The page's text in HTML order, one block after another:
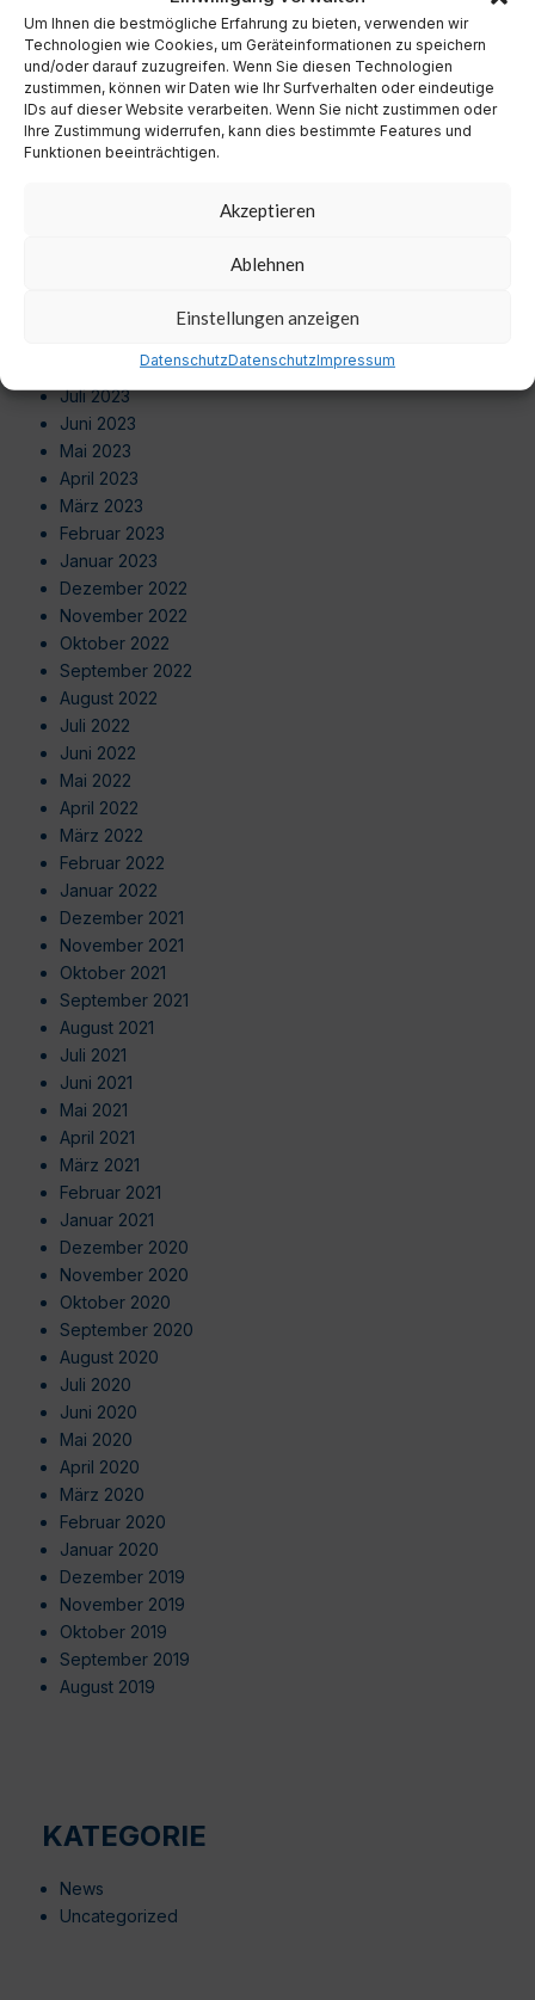
Um Ihnen die bestmögliche Erfahrung zu bieten, verwenden wir
Technologien wie Cookies, um Geräteinformationen zu speichern
und/oder darauf zuzugreifen. Wenn Sie diesen Technologien
zustimmen, können wir Daten wie Ihr Surfverhalten oder eindeutige
IDs auf dieser Website verarbeiten. Wenn Sie nicht zustimmen oder
Ihre Zustimmung widerrufen, kann dies bestimmte Features und
Funktionen beeinträchtigen.
Akzeptieren
Ablehnen
Einstellungen anzeigen
DatenschutzDatenschutzImpressum
August 2024
Juli 2024
Juni 2024
Mai 2024
April 2024
August 2023
Juli 2023
Juni 2023
Mai 2023
April 2023
März 2023
Februar 2023
Januar 2023
Dezember 2022
November 2022
Oktober 2022
September 2022
August 2022
Juli 2022
Juni 2022
Mai 2022
April 2022
März 2022
Februar 2022
Januar 2022
Dezember 2021
November 2021
Oktober 2021
September 2021
August 2021
Juli 2021
Juni 2021
Mai 2021
April 2021
März 2021
Februar 2021
Januar 2021
Dezember 2020
November 2020
Oktober 2020
September 2020
August 2020
Juli 2020
Juni 2020
Mai 2020
April 2020
März 2020
Februar 2020
Januar 2020
Dezember 2019
November 2019
Oktober 2019
September 2019
August 2019
KATEGORIE
News
Uncategorized